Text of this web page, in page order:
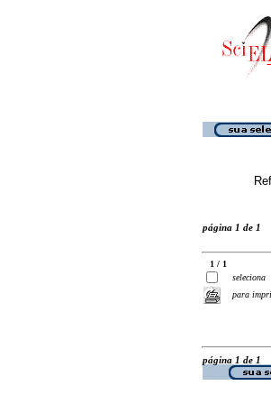
página 1 de 1
1 / 1
seleciona
para
página 1 de 1